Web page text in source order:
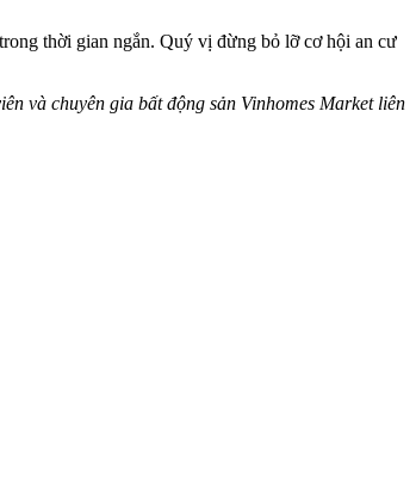
thời gian ngắn. Quý vị đừng bỏ lỡ cơ hội an cư
và chuyên gia bất động sản Vinhomes Market liên